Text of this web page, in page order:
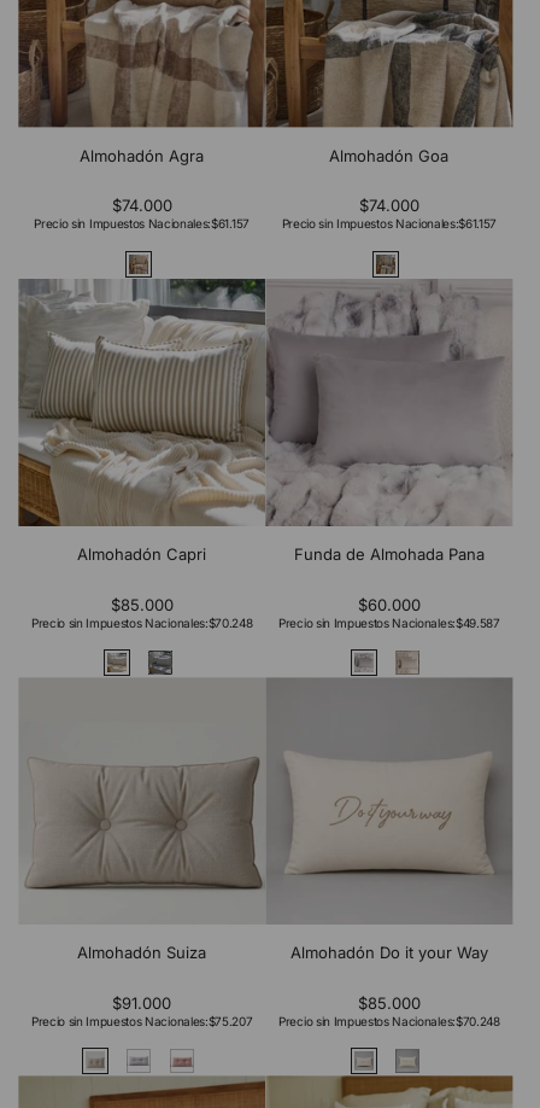
Almohadón Agra
$74.000
Precio sin Impuestos Nacionales:$61.157
Almohadón Goa
$74.000
Precio sin Impuestos Nacionales:$61.157
Almohadón Capri
$85.000
Precio sin Impuestos Nacionales:$70.248
Funda de Almohada Pana
$60.000
Precio sin Impuestos Nacionales:$49.587
Almohadón Suiza
$91.000
Precio sin Impuestos Nacionales:$75.207
Almohadón Do it your Way
$85.000
Precio sin Impuestos Nacionales:$70.248